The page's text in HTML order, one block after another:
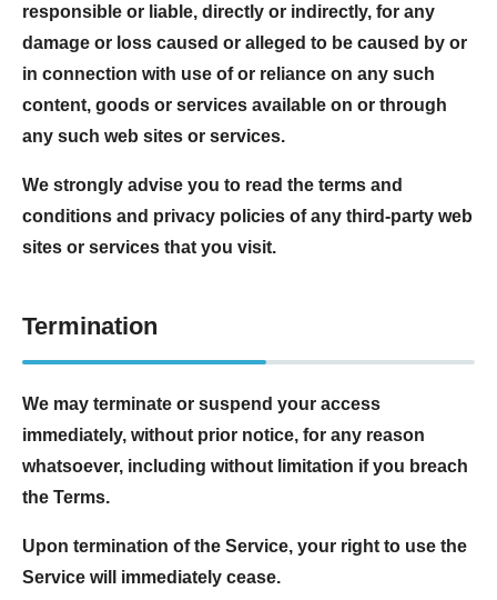
responsible or liable, directly or indirectly, for any
damage or loss caused or alleged to be caused by or
in connection with use of or reliance on any such
content, goods or services available on or through
any such web sites or services.
We strongly advise you to read the terms and
conditions and privacy policies of any third-party web
sites or services that you visit.
Termination
We may terminate or suspend your access
immediately, without prior notice, for any reason
whatsoever, including without limitation if you breach
the Terms.
Upon termination of the Service, your right to use the
Service will immediately cease.